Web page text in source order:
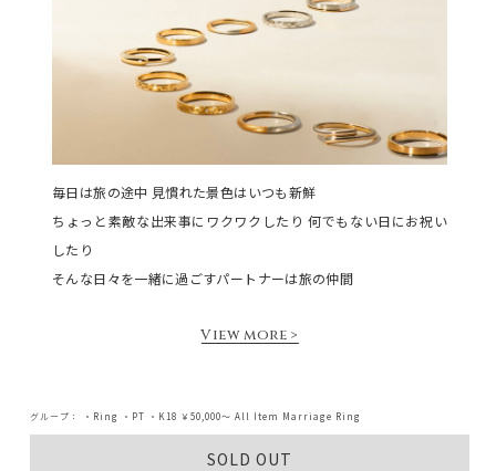
毎日は旅の途中 見慣れた景色はいつも新鮮
ちょっと素敵な出来事にワクワクしたり 何でもない日にお祝い
したり
そんな日々を一緒に過ごすパートナーは旅の仲間
View more >
グループ： ・Ring ・PT ・K18 ￥50,000～ All Item Marriage Ring
SOLD OUT